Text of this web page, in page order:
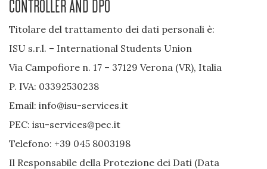
Controller and DPO
Titolare del trattamento dei dati personali è:
ISU s.r.l. – International Students Union
Via Campofiore n. 17 – 37129 Verona (VR), Italia
P. IVA: 03392530238
Email: info@isu-services.it
PEC: isu-services@pec.it
Telefono: +39 045 8003198
Il Responsabile della Protezione dei Dati (Data